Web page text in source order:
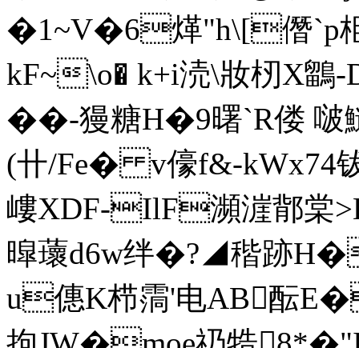
�1~V�6煂"h\[僭`p栕
kF~\o� k+i涜\妝杒
��-獌糖H�9曙`R偻
(卄/Fe� v儫f&-kWx74
嶁XDF-IlF瀕漄鄁棠
暭蘾d6w绊�?◢稭跡
u僡K栉霘'电AB酝